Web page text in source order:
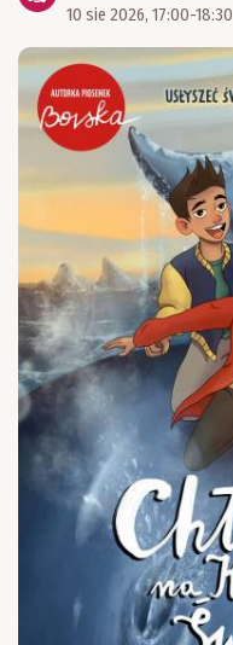
10 sie 2026, 17:00-18:30